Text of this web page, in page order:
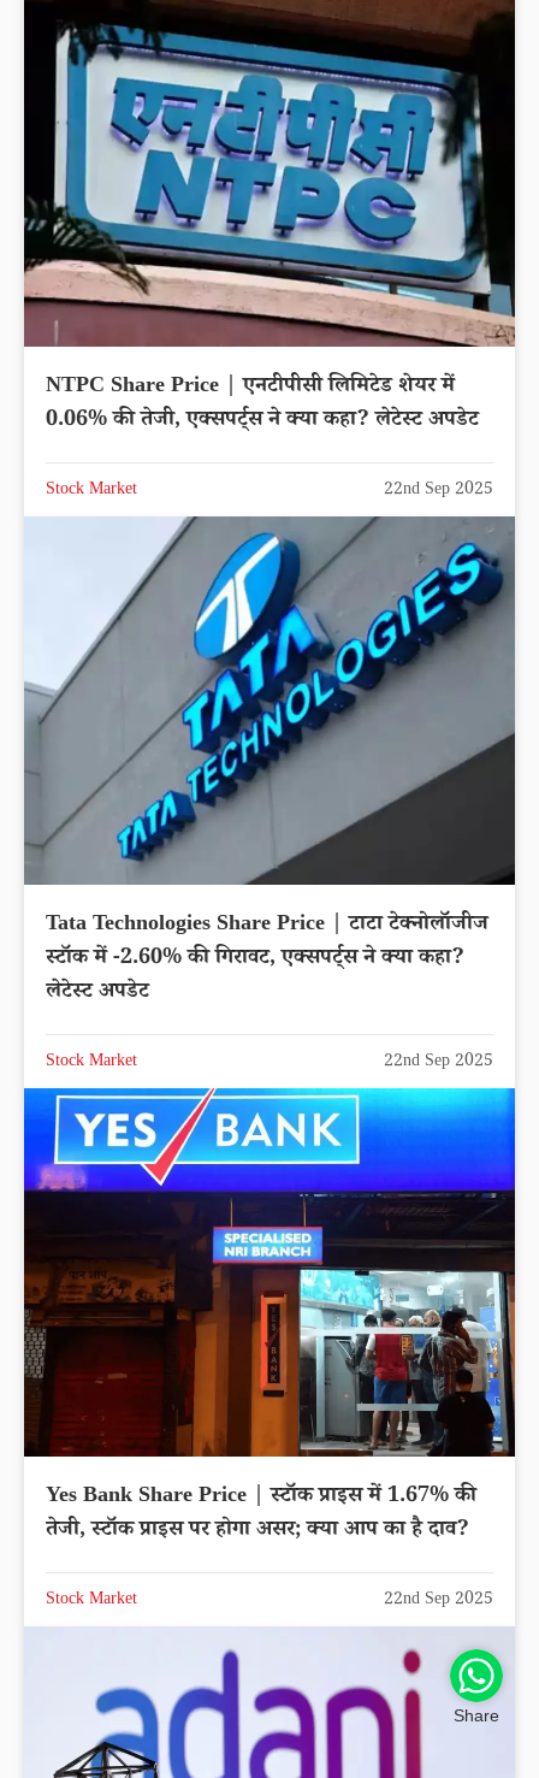
NTPC Share Price | एनटीपीसी लिमिटेड शेयर में
0.06% की तेजी, एक्सपर्ट्स ने क्या कहा? लेटेस्ट अपडेट
Stock Market 22nd Sep 2025
Tata Technologies Share Price | टाटा टेक्नोलॉजीज
स्टॉक में -2.60% की गिरावट, एक्सपर्ट्स ने क्या कहा?
लेटेस्ट अपडेट
Stock Market 22nd Sep 2025
Yes Bank Share Price | स्टॉक प्राइस में 1.67% की
तेजी, स्टॉक प्राइस पर होगा असर; क्या आप का है दाव?
Stock Market 22nd Sep 2025
Share